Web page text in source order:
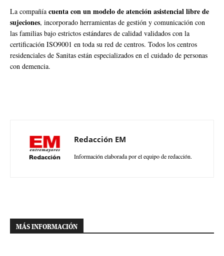
La compañía cuenta con un modelo de atención asistencial libre de
sujeciones, incorporado herramientas de gestión y comunicación con
las familias bajo estrictos estándares de calidad validados con la
certificación ISO9001 en toda su red de centros. Todos los centros
residenciales de Sanitas están especializados en el cuidado de personas
con demencia.
Redacción EM
Información elaborada por el equipo de redacción.
MÁS INFORMACIÓN